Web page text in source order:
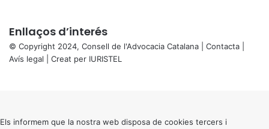
Enllaços d’interés
© Copyright 2024, Consell de l'Advocacia Catalana | Contacta
Avís legal | Creat per IURISTEL
button
Els informem que la nostra web disposa de cookies tercers i